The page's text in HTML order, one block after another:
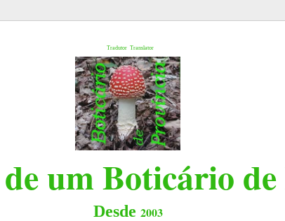
Tradutor Translator
um Boticário
Desde 2003